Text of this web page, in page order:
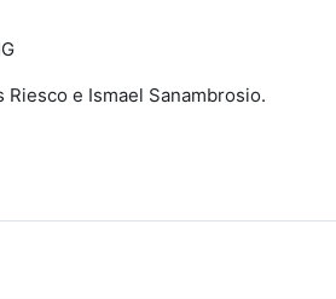
e Ismael Sanambrosio.